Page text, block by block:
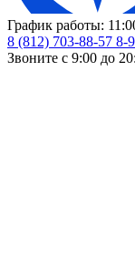
График работы:
8 (812) 703-88-57 8-
Звоните с 9:00 до